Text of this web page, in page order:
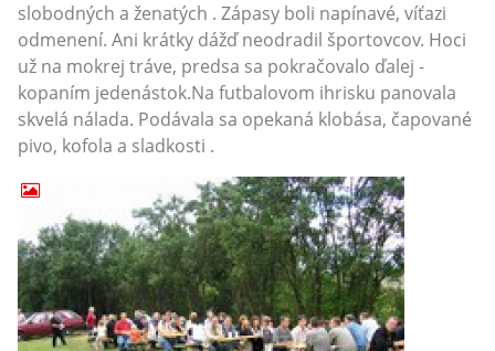
slobodných a ženatých . Zápasy boli napínavé, víťazi
odmenení. Ani krátky dážď neodradil športovcov. Hoci
už na mokrej tráve, predsa sa pokračovalo ďalej -
kopaním jedenástok.Na futbalovom ihrisku panovala
skvelá nálada. Podávala sa opekaná klobása, čapované
pivo, kofola a sladkosti .